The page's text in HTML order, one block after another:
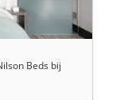
Beds bij